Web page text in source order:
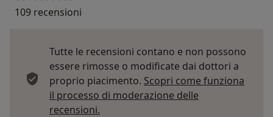
109 recensioni
Tutte le recensioni contano e non possono
essere rimosse o modificate dai dottori a
proprio piacimento. Scopri come funziona
il processo di moderazione delle
recensioni.